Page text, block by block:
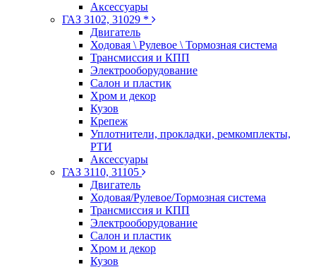
Аксессуары
ГАЗ 3102, 31029 *
Двигатель
Ходовая \ Рулевое \ Тормозная система
Трансмиссия и КПП
Электрооборудование
Салон и пластик
Хром и декор
Кузов
Крепеж
Уплотнители, прокладки, ремкомплекты,
РТИ
Аксессуары
ГАЗ 3110, 31105
Двигатель
Ходовая/Рулевое/Тормозная система
Трансмиссия и КПП
Электрооборудование
Салон и пластик
Хром и декор
Кузов